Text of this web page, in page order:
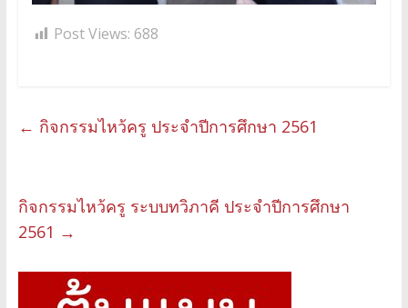
Post Views: 688
← กิจกรรมไหว้ครู ประจำปีการศึกษา 2561
กิจกรรมไหว้ครู ระบบทวิภาคี ประจำปีการศึกษา
2561 →